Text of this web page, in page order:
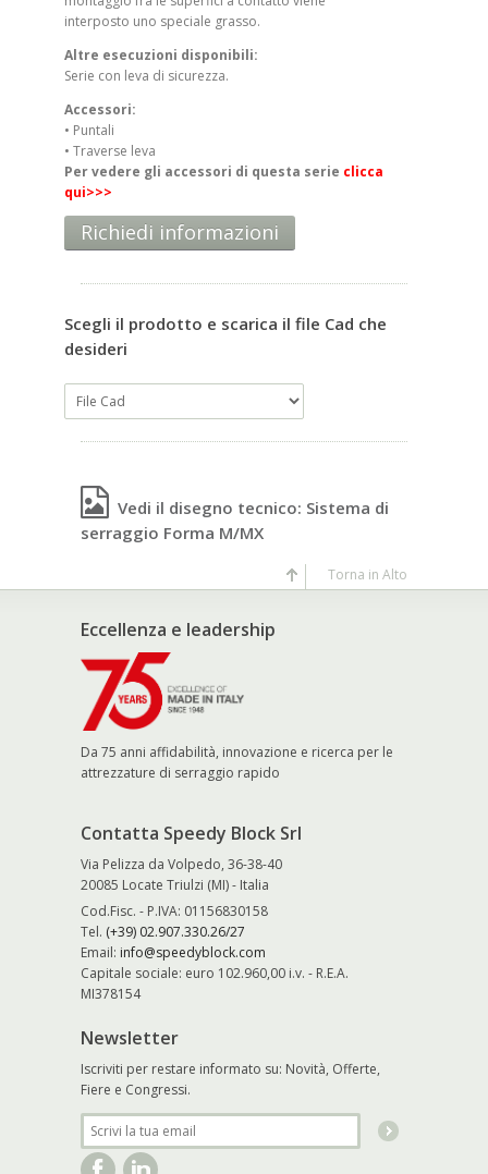
interposto uno speciale grasso.
Altre esecuzioni disponibili:
Serie con leva di sicurezza.
Accessori:
• Puntali
• Traverse leva
Per vedere gli accessori di questa serie clicca
qui>>>
Richiedi informazioni
Scegli il prodotto e scarica il file Cad che
desideri
Vedi il disegno tecnico: Sistema di
serraggio Forma M/MX
Eccellenza e leadership
Da 75 anni affidabilità, innovazione e ricerca per le
attrezzature di serraggio rapido
Contatta Speedy Block Srl
Via Pelizza da Volpedo, 36-38-40
20085 Locate Triulzi (MI) - Italia
Cod.Fisc. - P.IVA: 01156830158
Tel. (+39) 02.907.330.26/27
Email: info@speedyblock.com
Capitale sociale: euro 102.960,00 i.v. - R.E.A.
MI378154
Newsletter
Iscriviti per restare informato su: Novità, Offerte,
Fiere e Congressi.
Torna in Alto